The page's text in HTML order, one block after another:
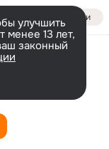
Войти
улучшить
менее 13 лет,
законный